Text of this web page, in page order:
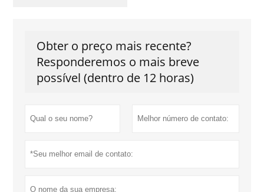
Obter o preço mais recente?
Responderemos o mais breve
possível (dentro de 12 horas)